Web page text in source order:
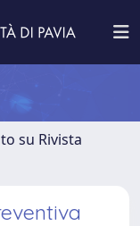
su Rivista